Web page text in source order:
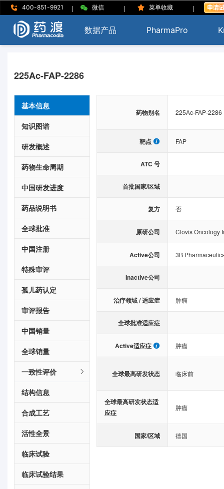
400-851-9921 | 微信 | 菜单收藏 |
数据产品 PharmaPro
225Ac-FAP-2286
基本信息
知识图谱
研发概述
药物生命周期
中国研发进度
药品说明书
全球批准
中国注册
特殊审评
孤儿药认定
审评报告
中国销量
全球销量
一致性评价
结构信息
合成工艺
活性全景
临床试验
临床试验结果
药物别名 225Ac-FAP-2286
靶点 FAP
ATC 号
首批国家/区域
复方 否
原研公司 Clovis Oncology
Active公司 3B
Inactive公司
治疗领域 / 适应症 肿瘤
全球批准适应症
Active适应症 肿瘤
全球最高研发状态 临床前
全球最高研发状态适
应症
肿瘤
国家/区域 德国